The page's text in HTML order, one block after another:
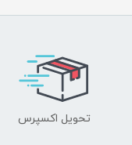
تحویل اکسپرس